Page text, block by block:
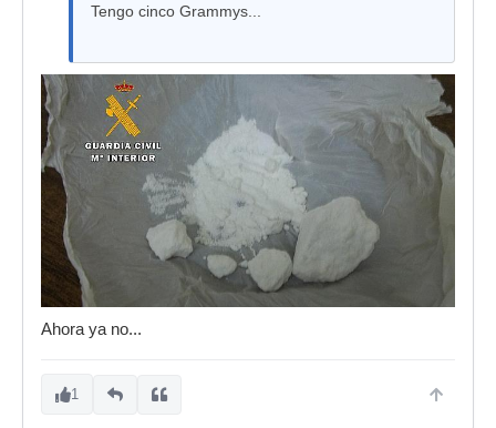
Tengo cinco Grammys...
Ahora ya no...
1